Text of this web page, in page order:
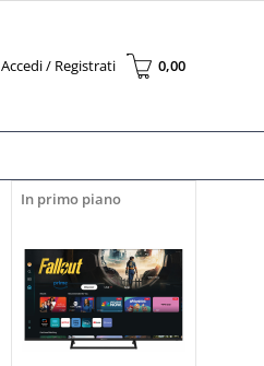
Accedi / Registrati
"Registrati"
0,00
In primo piano